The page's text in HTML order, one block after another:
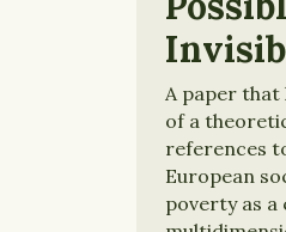
A paper
of a
references
European
poverty as a